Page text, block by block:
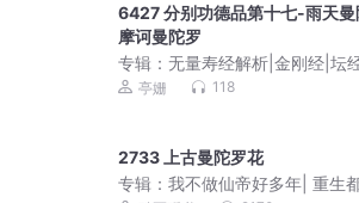
6427 分别功德品第十七-雨天曼
摩诃曼陀罗
专辑：无量寿经解析|金刚经|坛
十三经|极乐世界的美好景象
亭姗 118
2733 上古曼陀罗花
专辑：我不做仙帝好多年| 重生